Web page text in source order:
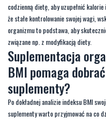
związane np. z modyfikacją diety.
Suplementacja
BMI pomaga
suplementy?
Po dokładnej analizie indeksu BMI
suplementy warto przyjmować na co
warto wdrożyć suplementację białka,
powinien zainspirować Cię do
Pamiętaj, że podstawą w skutecznej